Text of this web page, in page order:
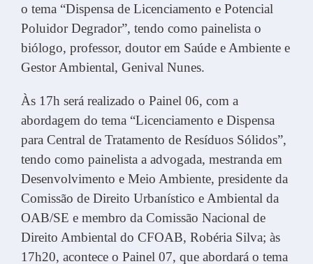
o tema “Dispensa de Licenciamento e Potencial
Poluidor Degrador”, tendo como painelista o
biólogo, professor, doutor em Saúde e Ambiente e
Gestor Ambiental, Genival Nunes.
Às 17h será realizado o Painel 06, com a
abordagem do tema “Licenciamento e Dispensa
para Central de Tratamento de Resíduos Sólidos”,
tendo como painelista a advogada, mestranda em
Desenvolvimento e Meio Ambiente, presidente da
Comissão de Direito Urbanístico e Ambiental da
OAB/SE e membro da Comissão Nacional de
Direito Ambiental do CFOAB, Robéria Silva; às
17h20, acontece o Painel 07, que abordará o tema